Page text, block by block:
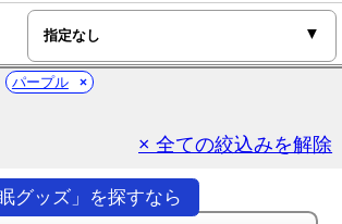
パープル
× 全ての絞込みを解除
グッズ」を探すなら